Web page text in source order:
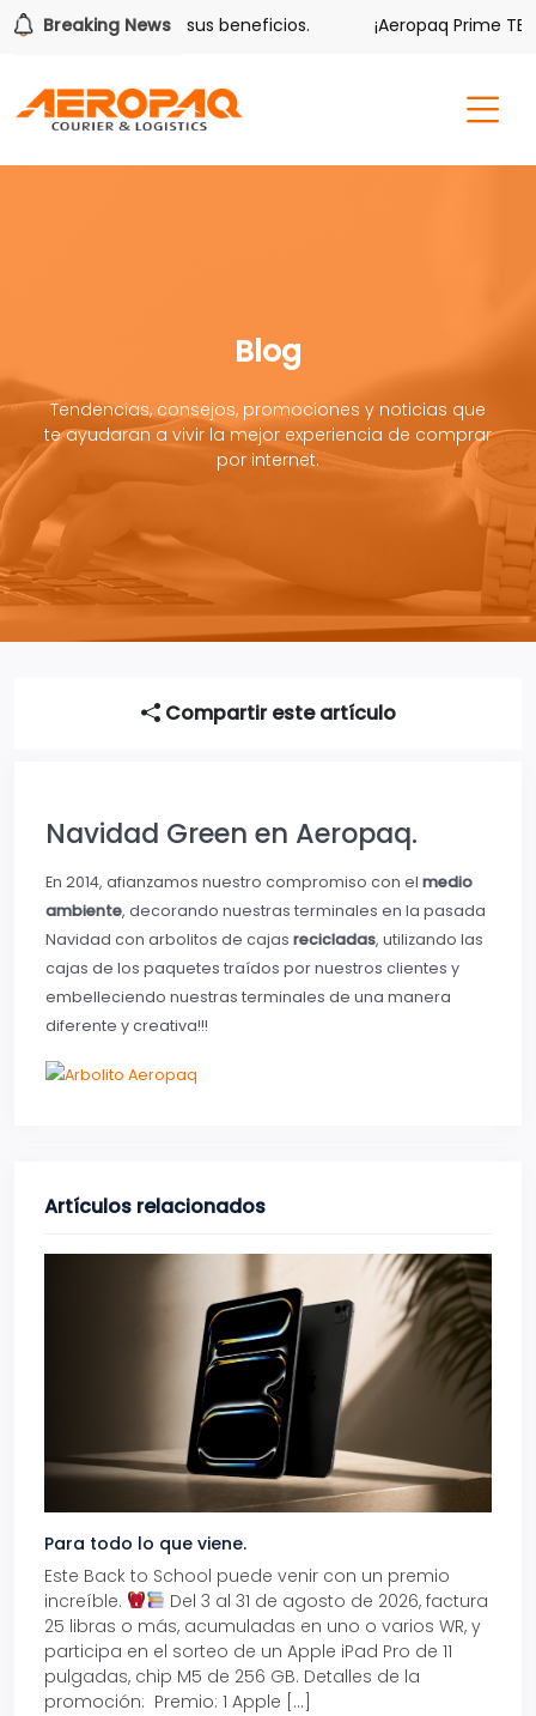
Breaking News
también tiene sus beneficios. ¡Aeropaq Prime TE
Blog
Tendencias, consejos, promociones y noticias que
te ayudaran a vivir la mejor experiencia de comprar
por internet.
Compartir este artículo
Navidad Green en Aeropaq.
En 2014, afianzamos nuestro compromiso con el medio
ambiente, decorando nuestras terminales en la pasada
Navidad con arbolitos de cajas recicladas, utilizando las
cajas de los paquetes traídos por nuestros clientes y
embelleciendo nuestras terminales de una manera
diferente y creativa!!!
Artículos relacionados
Para todo lo que viene.
Este Back to School puede venir con un premio
increíble.
Del 3 al 31 de agosto de 2026, factura
25 libras o más, acumuladas en uno o varios WR, y
participa en el sorteo de un Apple iPad Pro de 11
pulgadas, chip M5 de 256 GB. Detalles de la
promoción: Premio: 1 Apple […]